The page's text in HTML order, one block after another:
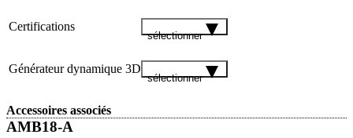
Certifications
sélectionner
Générateur dynamique 3D
sélectionner
Accessoires associés
AMB18-A